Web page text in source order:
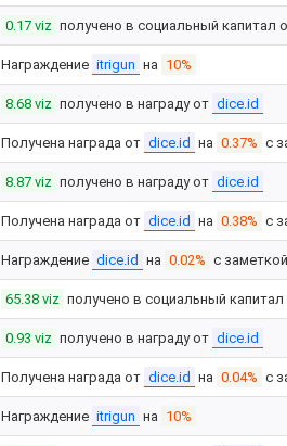
0.17 viz получено в социальный капитал
Награждение itrigun на 10%
8.68 viz получено в награду от dice.id
Получена награда от dice.id на 0.37% с
8.87 viz получено в награду от dice.id
Получена награда от dice.id на 0.38% с
Награждение dice.id на 0.02% с
65.38 viz получено в социальный
0.93 viz получено в награду от dice.id
Получена награда от dice.id на 0.04% с
Награждение itrigun на 10%